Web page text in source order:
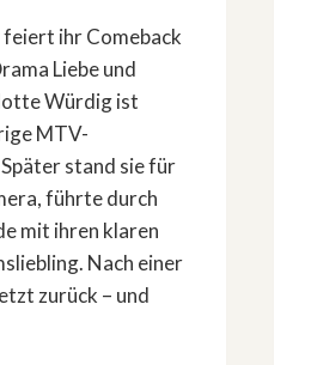
ihr Comeback
Liebe und
Würdig ist
MTV-
stand sie für
führte durch
mit ihren klaren
Nach einer
zurück – und